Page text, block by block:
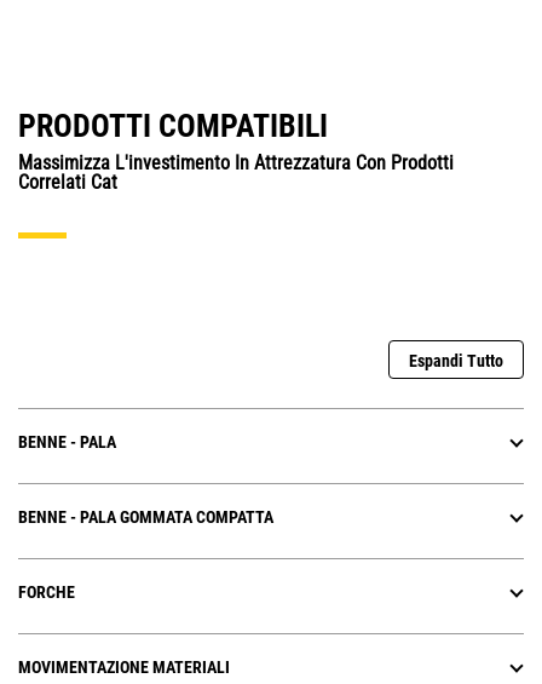
PRODOTTI COMPATIBILI
Massimizza L'investimento In Attrezzatura Con Prodotti
Correlati Cat
Espandi Tutto
BENNE - PALA
BENNE - PALA GOMMATA COMPATTA
FORCHE
MOVIMENTAZIONE MATERIALI